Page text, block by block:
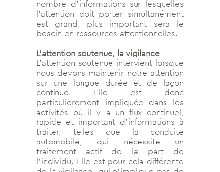
nombre d’informations sur lesquelles
l’attention doit porter simultanément
est grand, plus important sera le
besoin en ressources attentionnelles.
L’attention soutenue, la vigilance
L’attention soutenue intervient lorsque
nous devons maintenir notre attention
sur une longue durée et de façon
continue. Elle est donc
particulièrement impliquée dans les
activités où il y a un flux continuel,
rapide et important d’informations à
traiter, telles que la conduite
automobile, qui nécessite un
traitement actif de la part de
l’individu. Elle est pour cela différente